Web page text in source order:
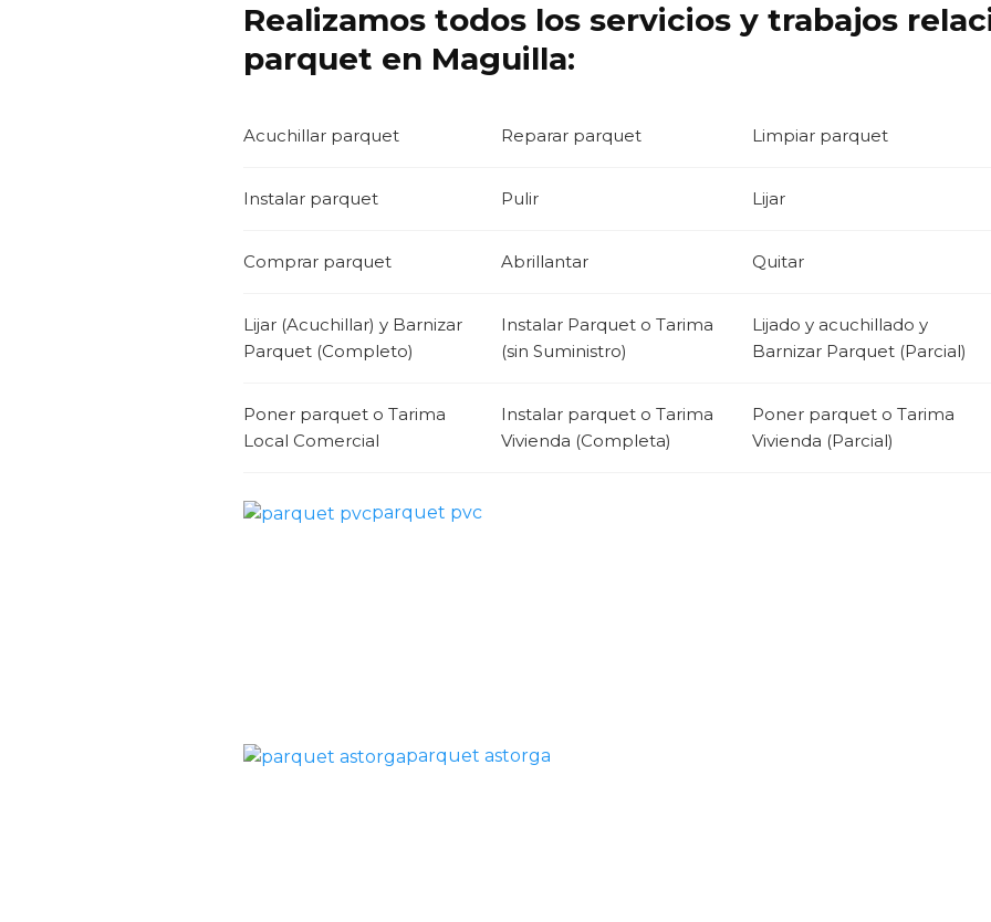
Realizamos todos los servicios y trabajos
parquet en Maguilla:
Acuchillar parquet Reparar parquet Limpiar parquet
Instalar parquet Pulir Lijar
Comprar parquet Abrillantar Quitar
Lijar (Acuchillar) y Barnizar
Parquet (Completo)
Instalar Parquet o Tarima
(sin Suministro)
Lijado y acuchillado y
Barnizar Parquet (Parcial)
Poner parquet o Tarima
Local Comercial
Instalar parquet o Tarima
Vivienda (Completa)
Poner parquet o Tarima
Vivienda (Parcial)
parquet pvc
parquet astorga